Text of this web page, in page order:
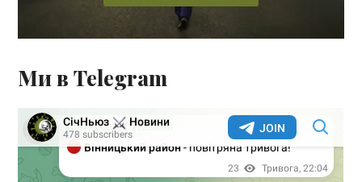
Ми в Telegram